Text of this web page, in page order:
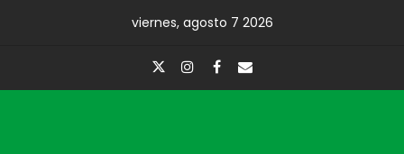
viernes, agosto 7 2026